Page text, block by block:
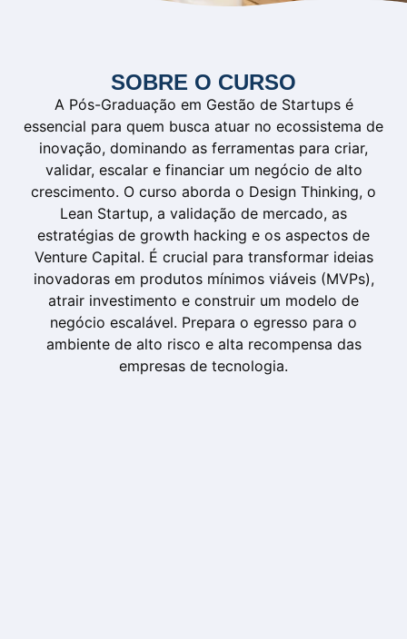
SOBRE O CURSO
A Pós-Graduação em Gestão de Startups é
essencial para quem busca atuar no ecossistema de
inovação, dominando as ferramentas para criar,
validar, escalar e financiar um negócio de alto
crescimento. O curso aborda o Design Thinking, o
Lean Startup, a validação de mercado, as
estratégias de growth hacking e os aspectos de
Venture Capital. É crucial para transformar ideias
inovadoras em produtos mínimos viáveis (MVPs),
atrair investimento e construir um modelo de
negócio escalável. Prepara o egresso para o
ambiente de alto risco e alta recompensa das
empresas de tecnologia.